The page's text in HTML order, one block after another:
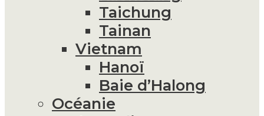
Taichung
Tainan
Vietnam
Hanoï
Baie d’Halong
Océanie